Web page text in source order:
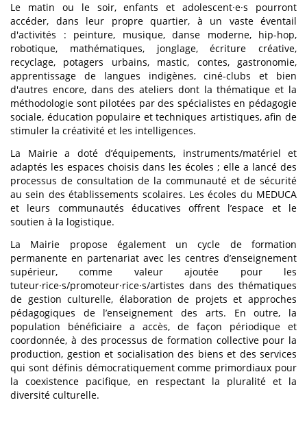
Le matin ou le soir, enfants et adolescent·e·s pourront
accéder, dans leur propre quartier, à un vaste éventail
d'activités : peinture, musique, danse moderne, hip-hop,
robotique, mathématiques, jonglage, écriture créative,
recyclage, potagers urbains, mastic, contes, gastronomie,
apprentissage de langues indigènes, ciné-clubs et bien
d'autres encore, dans des ateliers dont la thématique et la
méthodologie sont pilotées par des spécialistes en pédagogie
sociale, éducation populaire et techniques artistiques, afin de
stimuler la créativité et les intelligences.
La Mairie a doté d’équipements, instruments/matériel et
adaptés les espaces choisis dans les écoles ; elle a lancé des
processus de consultation de la communauté et de sécurité
au sein des établissements scolaires. Les écoles du MEDUCA
et leurs communautés éducatives offrent l’espace et le
soutien à la logistique.
La Mairie propose également un cycle de formation
permanente en partenariat avec les centres d’enseignement
supérieur, comme valeur ajoutée pour les
tuteur·rice·s/promoteur·rice·s/artistes dans des thématiques
de gestion culturelle, élaboration de projets et approches
pédagogiques de l’enseignement des arts. En outre, la
population bénéficiaire a accès, de façon périodique et
coordonnée, à des processus de formation collective pour la
production, gestion et socialisation des biens et des services
qui sont définis démocratiquement comme primordiaux pour
la coexistence pacifique, en respectant la pluralité et la
diversité culturelle.